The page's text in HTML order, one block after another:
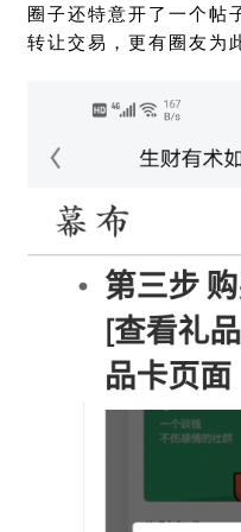
圈子还特意开了一个帖
转让交易，更有圈友